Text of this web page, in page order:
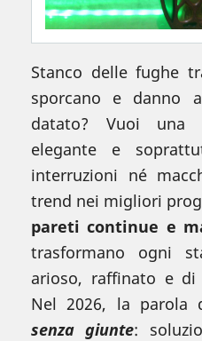
Stanco delle fughe
sporcano e danno
datato? Vuoi una
elegante e
interruzioni né
trend nei migliori
pareti continue e
trasformano ogni
arioso, raffinato e di
Nel 2026, la parola
senza giunte: